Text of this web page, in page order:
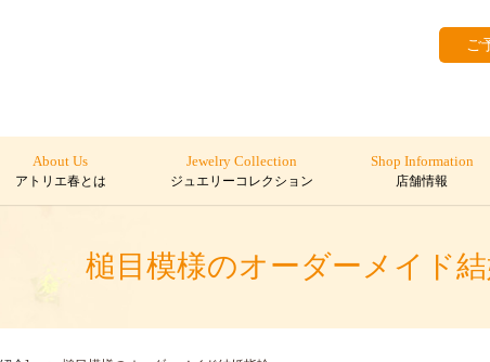
ご
About Us
アトリエ春とは
Jewelry Collection
ジュエリーコレクション
Shop Information
店舗情報
槌目模様のオーダーメイド